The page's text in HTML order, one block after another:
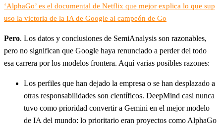
‘AlphaGo’ es el documental de Netflix que mejor explica lo que sup
uso la victoria de la IA de Google al campeón de Go
Pero. Los datos y conclusiones de SemiAnalysis son razonables,
pero no significan que Google haya renunciado a perder del todo
esa carrera por los modelos frontera. Aquí varias posibles razones:
Los perfiles que han dejado la empresa o se han desplazado a
otras responsabilidades son científicos. DeepMind casi nunca
tuvo como prioridad convertir a Gemini en el mejor modelo
de IA del mundo: lo prioritario eran proyectos como AlphaGo